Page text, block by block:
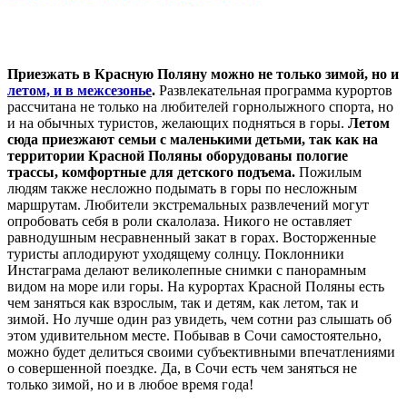
Приезжать в Красную Поляну можно не только зимой, но и
летом, и в межсезонье. Развлекательная программа курортов
рассчитана не только на любителей горнолыжного спорта, но
и на обычных туристов, желающих подняться в горы. Летом
сюда приезжают семьи с маленькими детьми, так как на
территории Красной Поляны оборудованы пологие
трассы, комфортные для детского подъема. Пожилым
людям также несложно подымать в горы по несложным
маршрутам. Любители экстремальных развлечений могут
опробовать себя в роли скалолаза. Никого не оставляет
равнодушным несравненный закат в горах. Восторженные
туристы аплодируют уходящему солнцу. Поклонники
Инстаграма делают великолепные снимки с панорамным
видом на море или горы. На курортах Красной Поляны есть
чем заняться как взрослым, так и детям, как летом, так и
зимой. Но лучше один раз увидеть, чем сотни раз слышать об
этом удивительном месте. Побывав в Сочи самостоятельно,
можно будет делиться своими субъективными впечатлениями
о совершенной поездке. Да, в Сочи есть чем заняться не
только зимой, но и в любое время года!